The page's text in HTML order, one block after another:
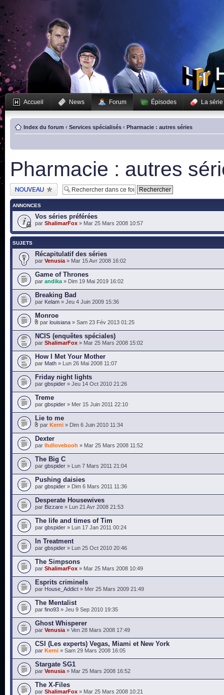
Accueil News Forum Épisodes La série
Index du forum ‹ Services spécialisés ‹ Pharmacie : autres séries
Pharmacie : autres
Publier un nouveau
sujet
ANNONCES
Vos séries préférées
par ShalimarFox » Mar 25 Mars 2008 10:57
SUJETS
Récapitulatif des séries
par Venusia » Mar 15 Avr 2008 16:02
Game of Thrones
par andika » Dim 19 Mai 2019 16:02
Breaking Bad
par Kelam » Jeu 4 Juin 2009 15:36
Monroe
par louisiana » Sam 23 Fév 2013 01:25
NCIS (enquêtes spéciales)
par ShalimarFox » Mar 25 Mars 2008 15:02
How I Met Your Mother
par Math » Lun 26 Mai 2008 11:07
Friday night lights
par gbspider » Jeu 14 Oct 2010 21:26
Treme
par gbspider » Mer 15 Juin 2011 22:10
Lie to me
par Kerni » Dim 6 Juin 2010 11:34
Dexter
par lhdlovebooh » Mar 25 Mars 2008 11:52
The Big C
par gbspider » Lun 7 Mars 2011 21:04
Pushing daisies
par gbspider » Dim 6 Mars 2011 11:36
Desperate Housewives
par Bizzare » Lun 21 Avr 2008 21:53
The life and times of Tim
par gbspider » Lun 17 Jan 2011 00:24
In Treatment
par gbspider » Lun 25 Oct 2010 20:46
The Simpsons
par ShalimarFox » Mar 25 Mars 2008 10:49
Esprits criminels
par House_Addict » Mer 25 Mars 2009 21:49
The Mentalist
par fino93 » Jeu 9 Sep 2010 19:35
Ghost Whisperer
par Venusia » Ven 28 Mars 2008 17:49
CSI (Les experts) Vegas, Miami et New York
par Kerni » Sam 29 Mars 2008 16:05
Stargate SG1
par Venusia » Mar 25 Mars 2008 16:52
The X-Files
par ShalimarFox » Mar 25 Mars 2008 10:21